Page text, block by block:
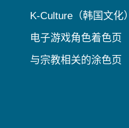
K-Culture（韩国文化）
电子游戏角色着色页
与宗教相关的涂色页